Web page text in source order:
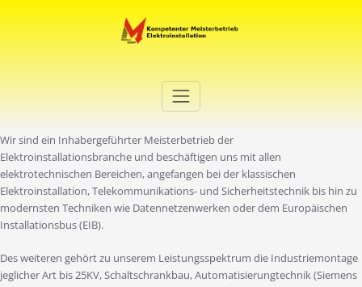
Elektro Martini
Wir sind ein Inhabergeführter Meisterbetrieb der
Elektroinstallationsbranche und beschäftigen uns mit allen
elektrotechnischen Bereichen, angefangen bei der klassischen
Elektroinstallation, Telekommunikations- und Sicherheitstechnik bis hin zu
modernsten Techniken wie Datennetzenwerken oder dem Europäischen
Installationsbus (EIB).
Des weiteren gehört zu unserem Leistungsspektrum die Industriemontage
jeglicher Art bis 25KV, Schaltschrankbau, Automatisierungtechnik (Siemens